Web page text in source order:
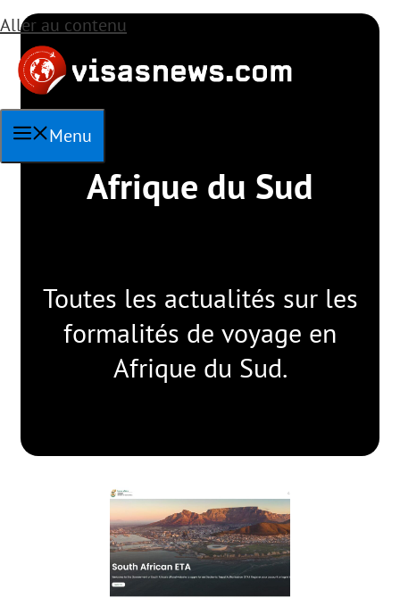
Aller au contenu
Menu
Afrique du Sud
Toutes les actualités sur les
formalités de voyage en
Afrique du Sud.